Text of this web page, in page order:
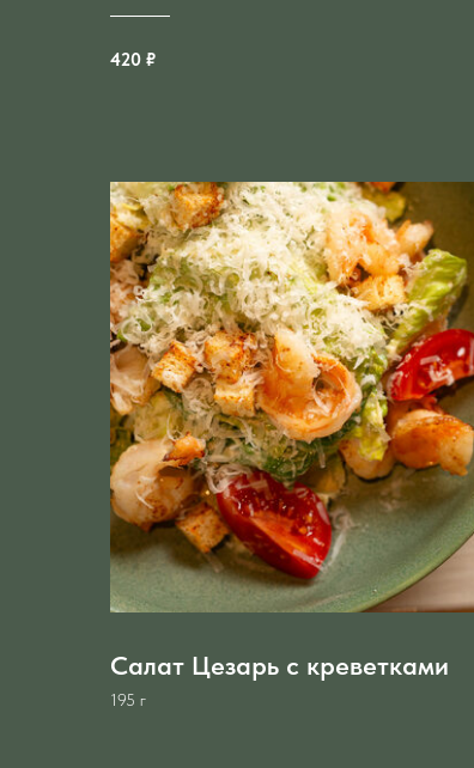
420 ₽
Салат Цезарь с креветками
195 г